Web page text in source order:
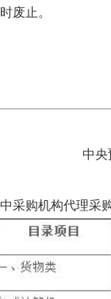
废止。
中
采购机构代理采